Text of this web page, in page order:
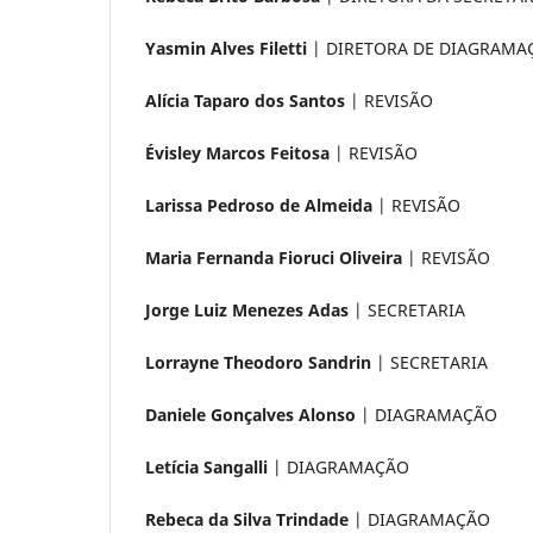
Yasmin Alves Filetti | DIRETORA DE
Alícia Taparo dos Santos | REVISÃO
Évisley Marcos Feitosa | REVISÃO
Larissa Pedroso de Almeida | REVISÃO
Maria Fernanda Fioruci Oliveira | REVISÃO
Jorge Luiz Menezes Adas | SECRETARIA
Lorrayne Theodoro Sandrin | SECRETARIA
Daniele Gonçalves Alonso | DIAGRAMAÇÃO
Letícia Sangalli | DIAGRAMAÇÃO
Rebeca da Silva Trindade | DIAGRAMAÇÃO